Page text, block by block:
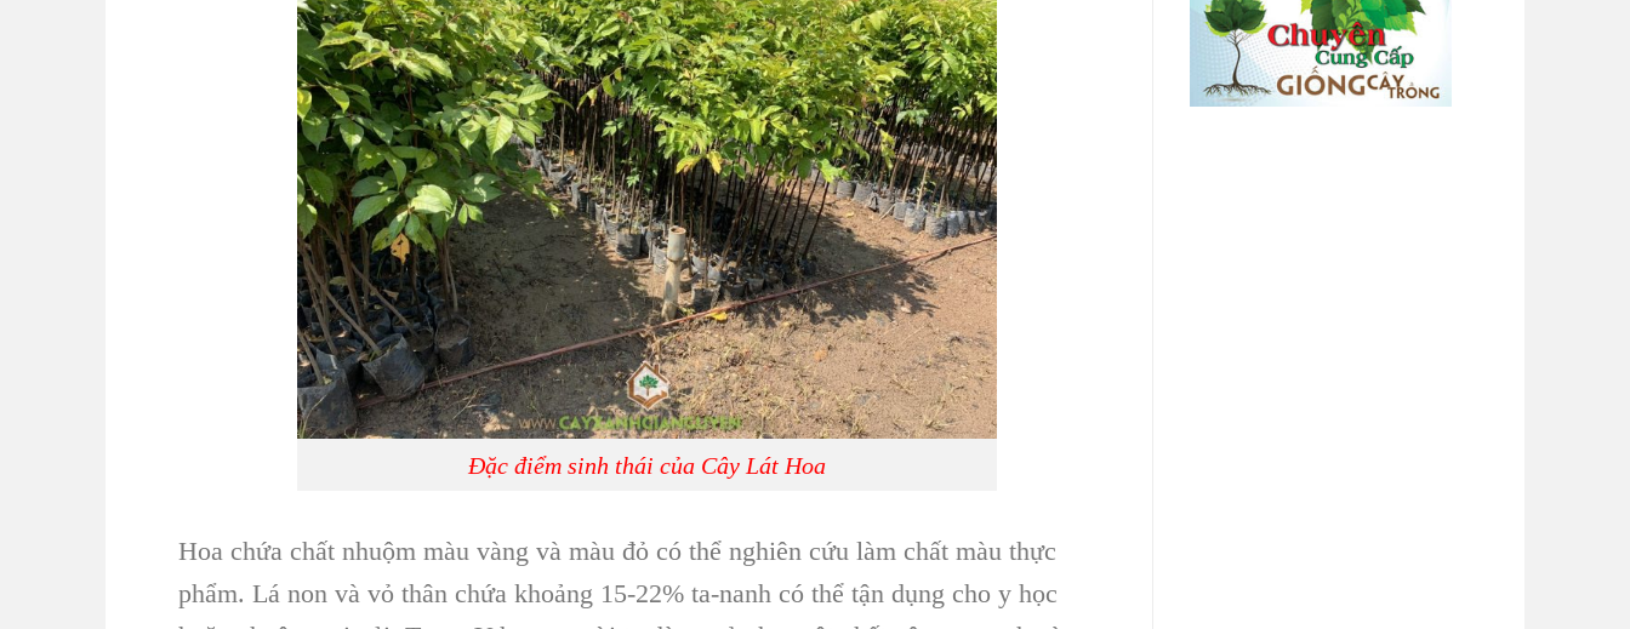
Đặc điểm sinh thái của Cây Lát Hoa
Hoa chứa chất nhuộm màu vàng và màu đỏ có thể nghiên cứu làm chất màu thực
phẩm. Lá non và vỏ thân chứa khoảng 15-22% ta-nanh có thể tận dụng cho y học